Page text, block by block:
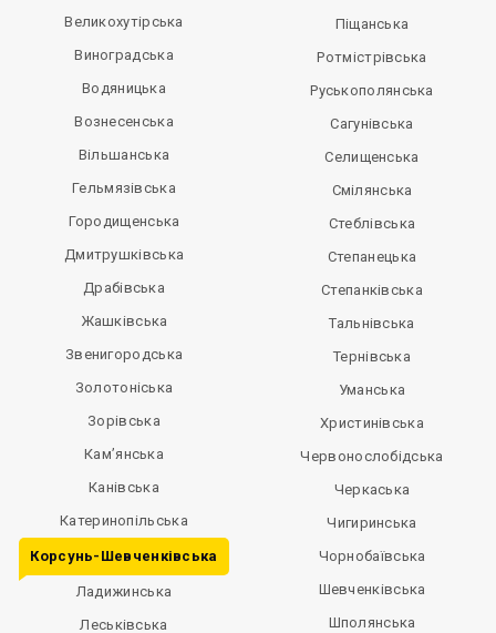
Великохутірська
Виноградська
Водяницька
Вознесенська
Вільшанська
Гельмязівська
Городищенська
Дмитрушківська
Драбівська
Жашківська
Звенигородська
Золотоніська
Зорівська
Кам’янська
Канівська
Катеринопільська
Корсунь-Шевченківська
Ладижинська
Леськівська
Піщанська
Ротмістрівська
Руськополянська
Сагунівська
Селищенська
Смілянська
Стеблівська
Степанецька
Степанківська
Тальнівська
Тернівська
Уманська
Христинівська
Червонослобідська
Черкаська
Чигиринська
Чорнобаївська
Шевченківська
Шполянська